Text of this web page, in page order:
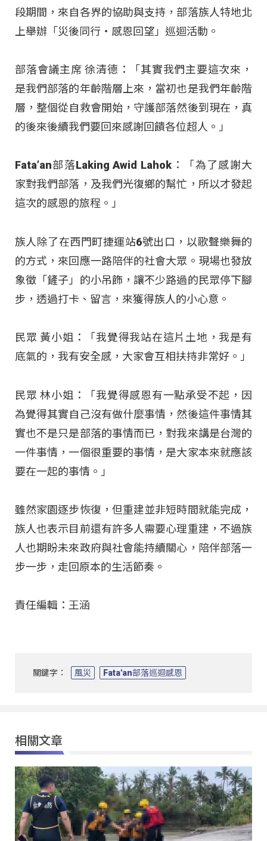
段期間，來自各界的協助與支持，部落族人特地北
上舉辦「災後同行・感恩回望」巡迴活動。
部落會議主席 徐清德：「其實我們主要這次來，
是我們部落的年齡階層上來，當初也是我們年齡階
層，整個從自救會開始，守護部落然後到現在，真
的後來後續我們要回來感謝回饋各位超人。」
Fata’an部落Laking Awid Lahok：「為了感謝大
家對我們部落，及我們光復鄉的幫忙，所以才發起
這次的感恩的旅程。」
族人除了在西門町捷運站6號出口，以歌聲樂舞的
的方式，來回應一路陪伴的社會大眾。現場也發放
象徵「鏟子」的小吊飾，讓不少路過的民眾停下腳
步，透過打卡、留言，來獲得族人的小心意。
民眾 黃小姐：「我覺得我站在這片土地，我是有
底氣的，我有安全感，大家會互相扶持非常好。」
民眾 林小姐：「我覺得感恩有一點承受不起，因
為覺得其實自己沒有做什麼事情，然後這件事情其
實也不是只是部落的事情而已，對我來講是台灣的
一件事情，一個很重要的事情，是大家本來就應該
要在一起的事情。」
雖然家園逐步恢復，但重建並非短時間就能完成，
族人也表示目前還有許多人需要心理重建，不過族
人也期盼未來政府與社會能持續關心，陪伴部落一
步一步，走回原本的生活節奏。
責任編輯：王涵
關鍵字： 風災 Fata'an部落巡迴感恩
相關文章